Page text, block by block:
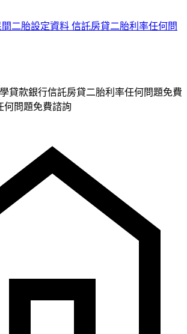
二胎設定資料 信託房貸二胎利率任何問
貸款銀行信託房貸二胎利率任何問題免費
何問題免費諮詢